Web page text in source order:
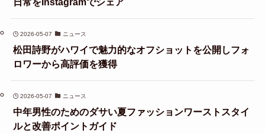
2026-05-07 ニュース
松田詩野がハワイで魅力的なオフショットを公開しフォ
ロワーから高評価を獲得
2026-05-07 ニュース
中年男性のためのダサい夏ファッションワーストスタイ
ルと改善ポイントガイド